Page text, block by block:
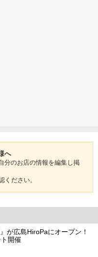
へ
分のお店の情報を編集し掲
ください。
が広島HiroPaにオープン！
開催